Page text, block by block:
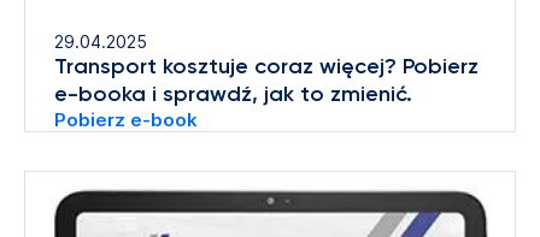
29.04.2025
Transport kosztuje coraz więcej? Pobierz
e-booka i sprawdź, jak to zmienić.
Pobierz e-book